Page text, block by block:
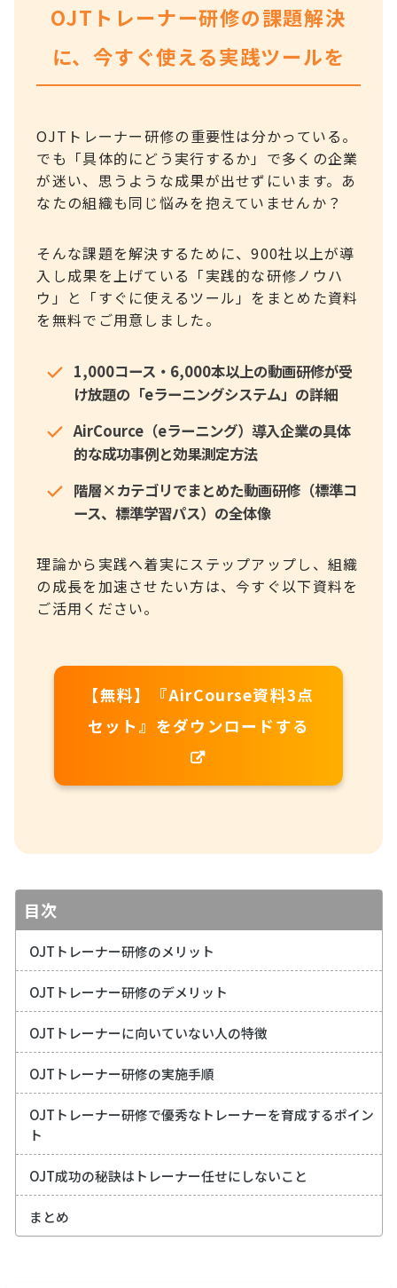
OJTトレーナー研修の課題解決
に、今すぐ使える実践ツールを
OJTトレーナー研修の重要性は分かっている。
でも「具体的にどう実行するか」で多くの企業
が迷い、思うような成果が出せずにいます。あ
なたの組織も同じ悩みを抱えていませんか？
そんな課題を解決するために、900社以上が導
入し成果を上げている「実践的な研修ノウハ
ウ」と「すぐに使えるツール」をまとめた資料
を無料でご用意しました。
1,000コース・6,000本以上の動画研修が受
け放題の「eラーニングシステム」の詳細
AirCource（eラーニング）導入企業の具体
的な成功事例と効果測定方法
階層×カテゴリでまとめた動画研修（標準コ
ース、標準学習パス）の全体像
理論から実践へ着実にステップアップし、組織
の成長を加速させたい方は、今すぐ以下資料を
ご活用ください。
【無料】『AirCourse資料3点
セット』をダウンロードする
目次
OJTトレーナー研修のメリット
OJTトレーナー研修のデメリット
OJTトレーナーに向いていない人の特徴
OJTトレーナー研修の実施手順
OJTトレーナー研修で優秀なトレーナーを育成するポイン
ト
OJT成功の秘訣はトレーナー任せにしないこと
まとめ